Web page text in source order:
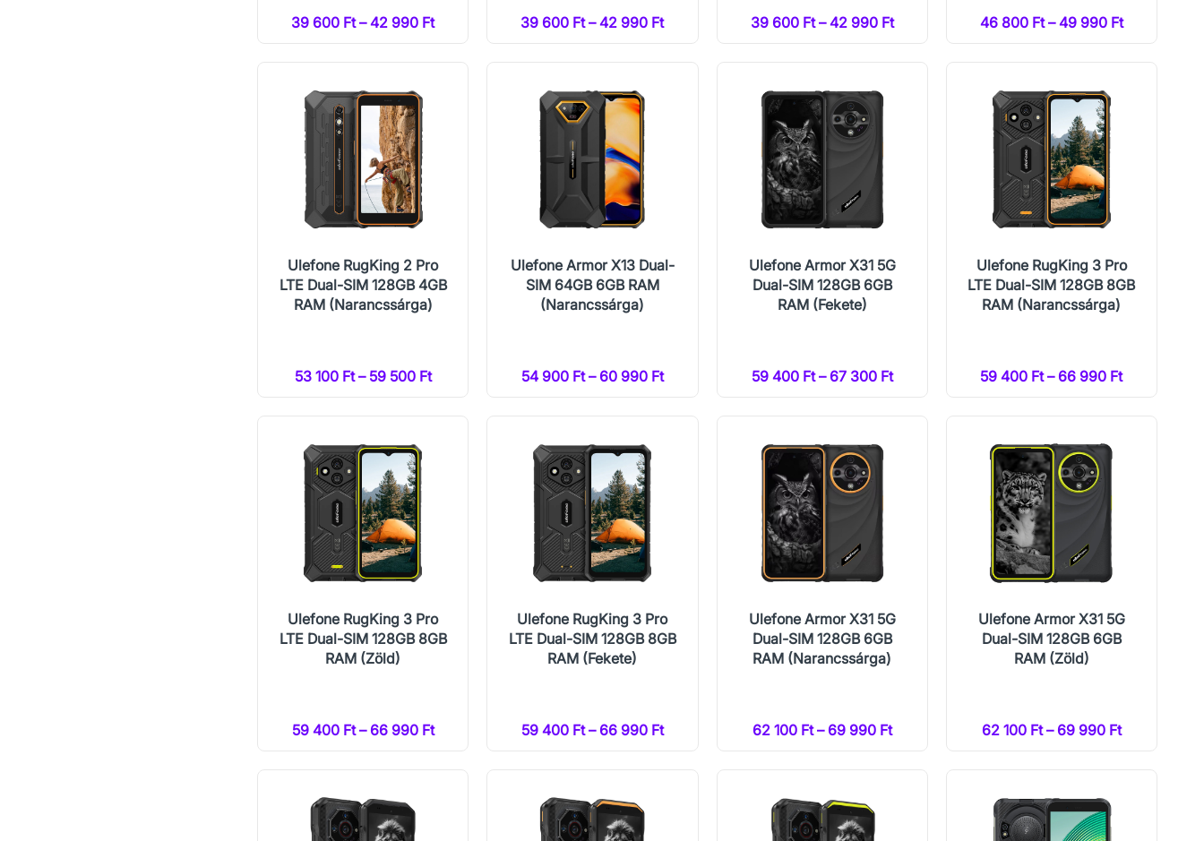
39 600 Ft – 42 990 Ft 39 600 Ft – 42 990 Ft 39 600 Ft – 42 990 Ft 46 800 Ft – 49 990 Ft
Ulefone RugKing 2 Pro
LTE Dual-SIM 128GB 4GB
RAM (Narancssárga)
53 100 Ft – 59 500 Ft
Ulefone Armor X13 Dual-
SIM 64GB 6GB RAM
(Narancssárga)
54 900 Ft – 60 990 Ft
Ulefone Armor X31 5G
Dual-SIM 128GB 6GB
RAM (Fekete)
59 400 Ft – 67 300 Ft
Ulefone RugKing 3 Pro
LTE Dual-SIM 128GB 8GB
RAM (Narancssárga)
59 400 Ft – 66 990 Ft
Ulefone RugKing 3 Pro
LTE Dual-SIM 128GB 8GB
RAM (Zöld)
59 400 Ft – 66 990 Ft
Ulefone RugKing 3 Pro
LTE Dual-SIM 128GB 8GB
RAM (Fekete)
59 400 Ft – 66 990 Ft
Ulefone Armor X31 5G
Dual-SIM 128GB 6GB
RAM (Narancssárga)
62 100 Ft – 69 990 Ft
Ulefone Armor X31 5G
Dual-SIM 128GB 6GB
RAM (Zöld)
62 100 Ft – 69 990 Ft